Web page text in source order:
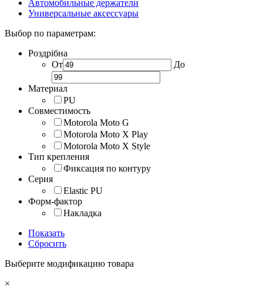
Автомобильные держатели
Универсальные аксессуары
Выбор по параметрам:
Роздрібна
От
До
Материал
PU
Совместимость
Motorola Moto G
Motorola Moto X Play
Motorola Moto X Style
Тип крепления
Фиксация по контуру
Серия
Elastic PU
Форм-фактор
Накладка
Показать
Сбросить
Выберите модификацию товара
×